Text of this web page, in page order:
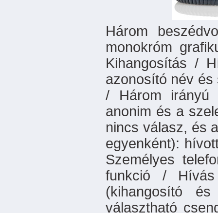
Három
monokróm
Kihangosítás /
azonosító név
/ Három irányú
anonim és a
nincs válasz, és
egyenként):
Személyes
funkció / Hívás
(kihangosító
választható